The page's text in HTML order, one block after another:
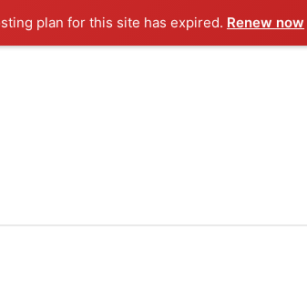
plan for this site has expired. Renew now